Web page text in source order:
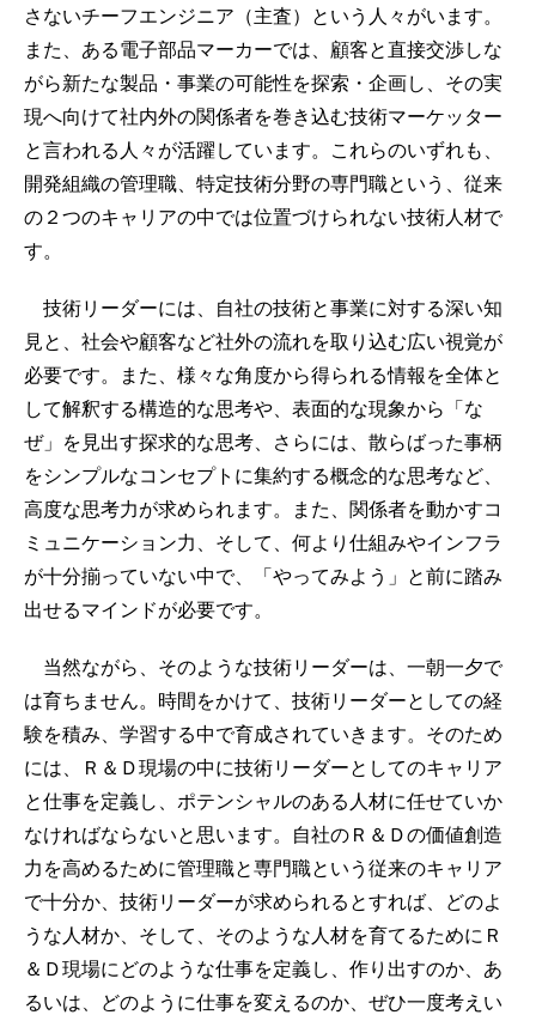
さないチーフエンジニア（主査）という人々がいます。
また、ある電子部品マーカーでは、顧客と直接交渉しな
がら新たな製品・事業の可能性を探索・企画し、その実
現へ向けて社内外の関係者を巻き込む技術マーケッター
と言われる人々が活躍しています。これらのいずれも、
開発組織の管理職、特定技術分野の専門職という、従来
の２つのキャリアの中では位置づけられない技術人材で
す。
技術リーダーには、自社の技術と事業に対する深い知
見と、社会や顧客など社外の流れを取り込む広い視覚が
必要です。また、様々な角度から得られる情報を全体と
して解釈する構造的な思考や、表面的な現象から「な
ぜ」を見出す探求的な思考、さらには、散らばった事柄
をシンプルなコンセプトに集約する概念的な思考など、
高度な思考力が求められます。また、関係者を動かすコ
ミュニケーション力、そして、何より仕組みやインフラ
が十分揃っていない中で、「やってみよう」と前に踏み
出せるマインドが必要です。
当然ながら、そのような技術リーダーは、一朝一夕で
は育ちません。時間をかけて、技術リーダーとしての経
験を積み、学習する中で育成されていきます。そのため
には、Ｒ＆Ｄ現場の中に技術リーダーとしてのキャリア
と仕事を定義し、ポテンシャルのある人材に任せていか
なければならないと思います。自社のＲ＆Ｄの価値創造
力を高めるために管理職と専門職という従来のキャリア
で十分か、技術リーダーが求められるとすれば、どのよ
うな人材か、そして、そのような人材を育てるためにＲ
＆Ｄ現場にどのような仕事を定義し、作り出すのか、あ
るいは、どのように仕事を変えるのか、ぜひ一度考えい